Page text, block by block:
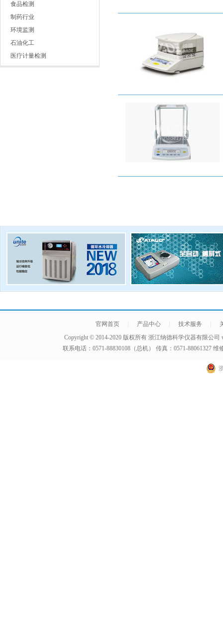
食品检测
制药行业
环境监测
石油化工
医疗计量检测
官网首页 产品中心 技术服务
Copyright © 2014-2020 版权所有 浙江纳德科学仪器有限公司
联系电话：0571-88830108（总机） 传真：0571-88061327